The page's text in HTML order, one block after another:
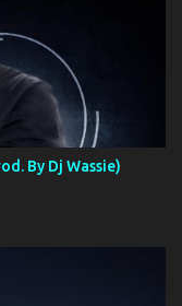
By Dj Wassie)